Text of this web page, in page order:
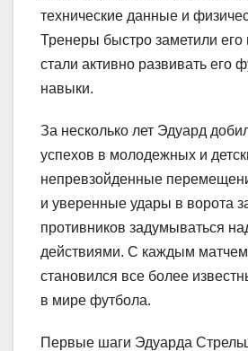
технические данные и
Тренеры быстро заметили его
стали активно развивать его
навыки.
За несколько лет Эдуард
успехов в молодежных и
непревзойденные
и уверенные удары в ворота
противников задумываться
действиями. С каждым
становился все более
в мире футбола.
Первые шаги Эдуарда